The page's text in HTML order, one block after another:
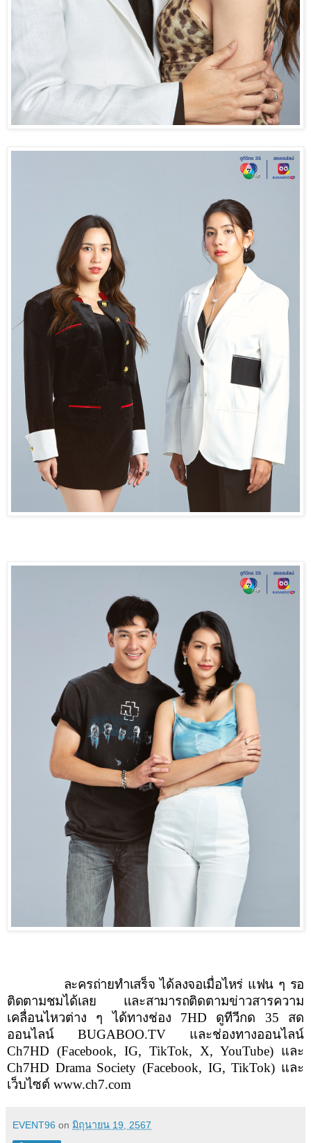
ละครถ่ายทำเสร็จ ได้ลงจอเมื่อไหร่ แฟน ๆ รอ
ติดตามชมได้เลย และสามารถติดตามข่าวสารความ
เคลื่อนไหวต่าง ๆ ได้ทางช่อง 7HD ดูทีวีกด 35 สด
ออนไลน์ BUGABOO.TV และช่องทางออนไลน์
Ch7HD (Facebook, IG, TikTok, X, YouTube) และ
Ch7HD Drama Society (Facebook, IG, TikTok) และ
เว็บไซต์ www.ch7.com
EVENT96 on มิถุนายน 19, 2567